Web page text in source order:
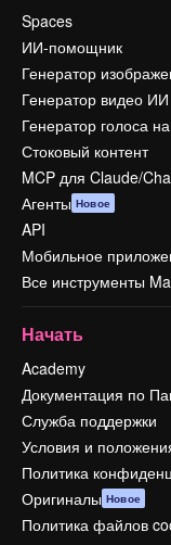
Spaces
ИИ-помощник
Генератор
Генератор видео ИИ
Генератор голоса
Стоковый контент
MCP для Claude/
Агенты Новое
API
Мобильное
Все инструменты
Начать
Academy
Документация по
Служба поддержки
Условия и
Политика
Оригиналы Новое
Политика файлов